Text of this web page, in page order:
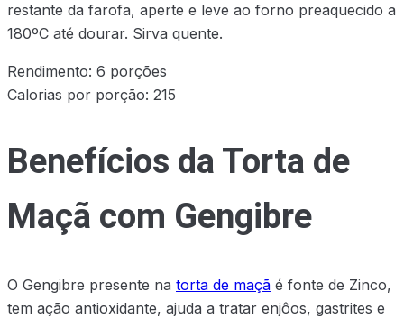
restante da farofa, aperte e leve ao forno preaquecido a
180ºC até dourar. Sirva quente.
Rendimento: 6 porções
Calorias por porção: 215
Benefícios da Torta de
Maçã com Gengibre
O Gengibre presente na torta de maçã é fonte de Zinco,
tem ação antioxidante, ajuda a tratar enjôos, gastrites e